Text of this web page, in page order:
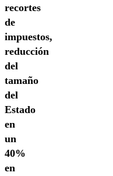
recortes
de
impuestos,
reducción
del
tamaño
del
Estado
en
un
40%
en